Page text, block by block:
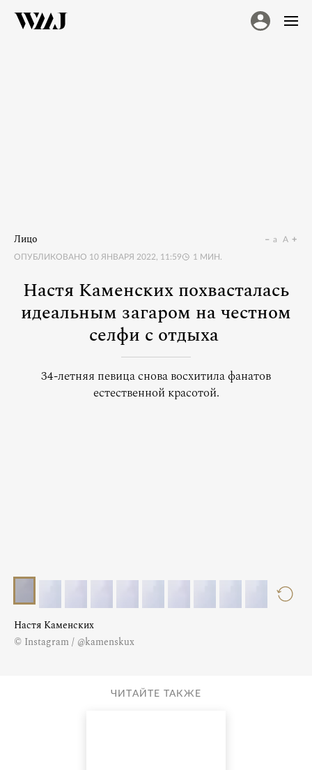
Лицо
ОПУБЛИКОВАНО 10 ЯНВАРЯ 2022, 11:59 1 МИН.
a A
Настя Каменских похвасталась
идеальным загаром на честном
селфи с отдыха
34-летняя певица снова восхитила фанатов
естественной красотой.
Настя Каменских
© Instagram / @kamenskux
ЧИТАЙТЕ ТАКЖЕ